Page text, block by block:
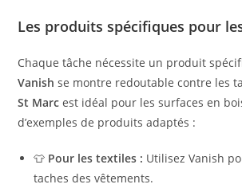
Les produits spécifiques pour
Chaque tâche nécessite un produit
Vanish se montre redoutable contre les
St Marc est idéal pour les surfaces en
d’exemples de produits adaptés :
👕 Pour les textiles : Utilisez Vanish
taches des vêtements.